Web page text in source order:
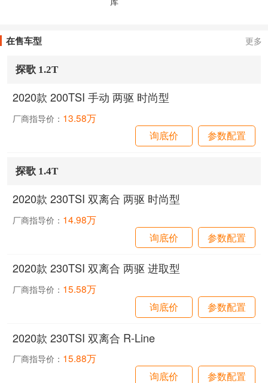
在售车型 更多
探歌 1.2T
2020款 200TSI 手动 两驱 时尚型
厂商指导价： 13.58万
询底价
参数配置
探歌 1.4T
2020款 230TSI 双离合 两驱 时尚型
厂商指导价： 14.98万
询底价
参数配置
2020款 230TSI 双离合 两驱 进取型
厂商指导价： 15.58万
询底价
参数配置
2020款 230TSI 双离合 R-Line
厂商指导价： 15.88万
询底价
参数配置